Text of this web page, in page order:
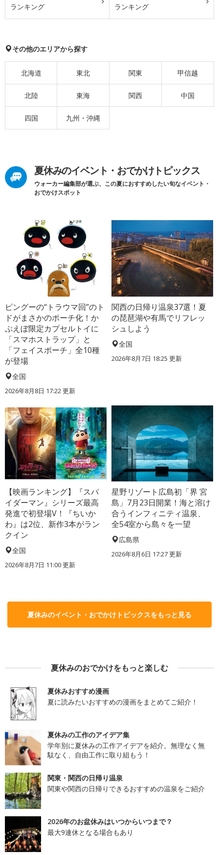
ランキング
ランキング
その他のエリアから探す
北海道 東北 関東 甲信越
北陸 東海 関西 中国
四国 九州・沖縄
夏休みのイベント・おでかけトピックス
ウォーカー編集部が選ぶ、この夏におすすめしたい旬なイベント・
おでかけスポット
ピングーの“トラウマ回”のト
ドがまさかのポーチ化！か
ぷえぼ限定カプセルトイに
「スマホストラップ」と
「フェイスポーチ」全10種
が登場
全国
2026年8月8日 17:22 更新
関西の日帰り温泉37選！夏
の琵琶湖や有馬でリフレッ
シュしよう
全国
2026年8月7日 18:25 更新
【映画ランキング】『スパ
イダーマン』シリーズ最高
発進で初登場V！『ちいか
わ』は2位、新作3本がラン
クイン
全国
2026年8月7日 11:00更新
星野リゾート広島初「界 宮
島」7月23日開業！海と溶け
合うインフィニティ温泉、
全54室から島々を一望
広島県
2026年8月6日 17:27更新
夏休みのイベント・おでかけトピックスをもっと見る
夏休みのおでかけをもっと楽しむ
夏休みおすすめ漫画
夏に読みたいおすすめの漫画をまとめてご紹介！
夏休みの工作のアイデア集
学年別に夏休みの工作アイデアを紹介。無理なく無
駄なく、自由工作に取り組もう！
関東・関西の日帰り温泉
関東や関西の日帰りできるおすすめの温泉をご紹介
2026年のお盆休みはいつからいつまで？
最大9連休となる場合もあり